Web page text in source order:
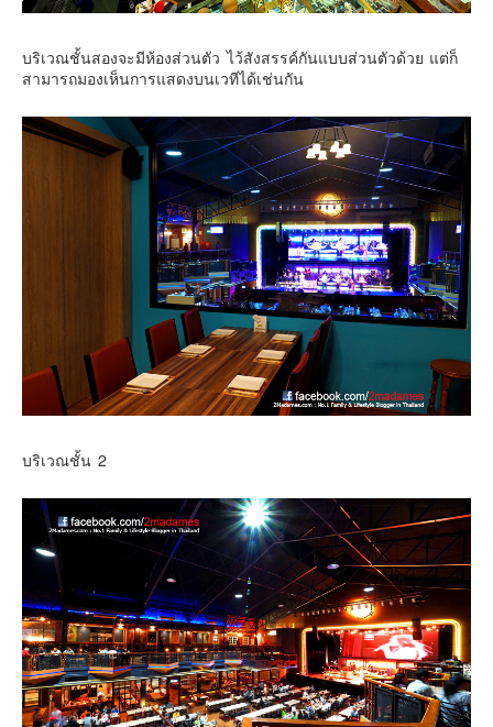
บริเวณชั้นสองจะมีห้องส่วนตัว ไว้สังสรรค์กันแบบส่วนตัวด้วย แต่ก็
สามารถมองเห็นการแสดงบนเวทีได้เช่นกัน
บริเวณชั้น 2